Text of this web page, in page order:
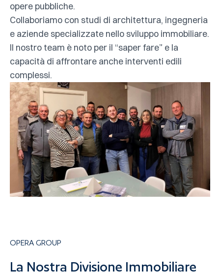
opere pubbliche.
Collaboriamo con studi di architettura, ingegneria
e aziende specializzate nello sviluppo immobiliare.
Il nostro team è noto per il “saper fare” e la
capacità di affrontare anche interventi edili
complessi.
OPERA GROUP
La Nostra Divisione Immobiliare